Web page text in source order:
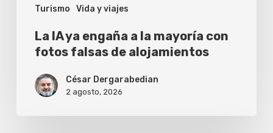
Turismo Vida y viajes
falsas
alojamientos
La IA ya engaña a la mayoría con
fotos falsas de alojamientos
César Dergarabedian
2 agosto, 2026